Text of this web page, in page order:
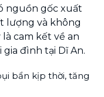
nguồn gốc xuất
lượng và không
cam kết về an
đình tại Dĩ An.